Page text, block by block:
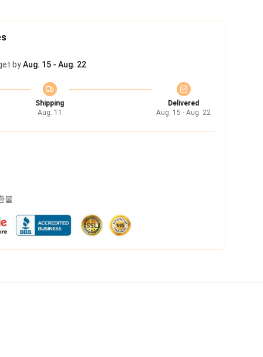
byAug. 15 - Aug. 22
Shipping
Aug. 11
Delivered
Aug. 15 - Aug. 22
불